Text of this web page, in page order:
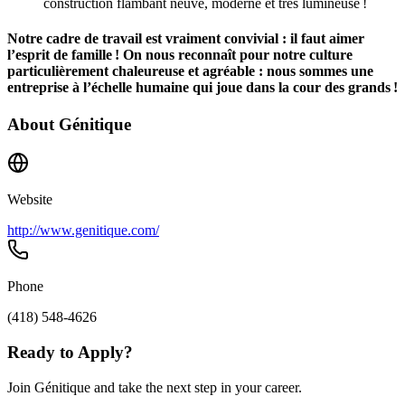
Notre cadre de travail est vraiment convivial : il faut aimer
l’esprit de famille ! On nous reconnaît pour notre culture
particulièrement chaleureuse et agréable : nous sommes une
entreprise à l’échelle humaine qui joue dans la cour des grands !
About Génitique
Website
http://www.genitique.com/
Phone
(418) 548-4626
Ready to Apply?
Join Génitique and take the next step in your career.